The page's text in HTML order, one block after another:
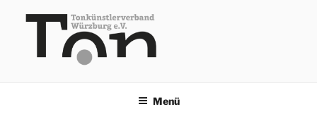
Inhalt
Menü